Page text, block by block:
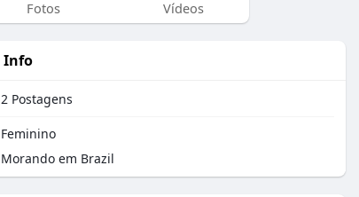
Fotos Vídeos
Info
2 Postagens
Feminino
Morando em Brazil